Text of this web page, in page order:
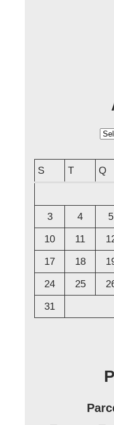
A
q
S
T Q
3
4 5
10
11
17
18
24
25
31